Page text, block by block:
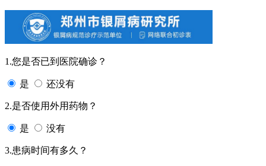
1.您是否已到医院确诊？
是 还没有
2.是否使用外用药物？
是 没有
3.患病时间有多久？